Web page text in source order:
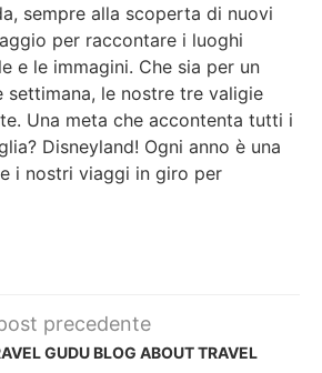
sempre alla scoperta di nuovi
per raccontare i luoghi
e le immagini. Che sia per un
settimana, le nostre tre valigie
Una meta che accontenta tutti i
Disneyland! Ogni anno è una
i nostri viaggi in giro per
precedente
GUDU BLOG ABOUT TRAVEL